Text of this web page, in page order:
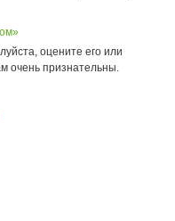
оцените его или
очень признательны.